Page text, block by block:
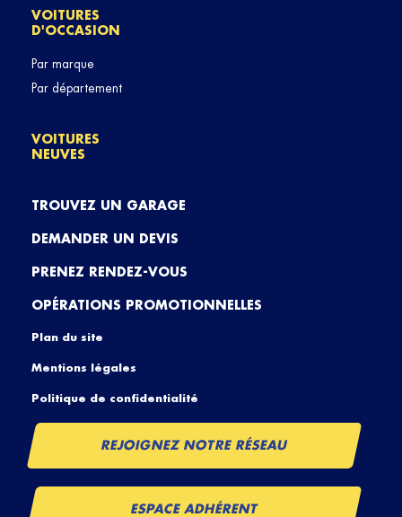
VOITURES
D'OCCASION
Par marque
Par département
VOITURES
NEUVES
TROUVEZ UN GARAGE
DEMANDER UN DEVIS
PRENEZ RENDEZ-VOUS
OPÉRATIONS PROMOTIONNELLES
Plan du site
Mentions légales
Politique de confidentialité
REJOIGNEZ NOTRE RÉSEAU
ESPACE ADHÉRENT